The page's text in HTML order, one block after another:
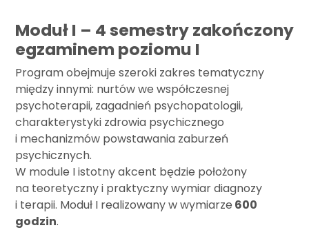
Moduł I – 4 semestry zakończony
egzaminem poziomu I
Program obejmuje szeroki zakres tematyczny
między innymi: nurtów we współczesnej
psychoterapii, zagadnień psychopatologii,
charakterystyki zdrowia psychicznego
i mechanizmów powstawania zaburzeń
psychicznych.
W module I istotny akcent będzie położony
na teoretyczny i praktyczny wymiar diagnozy
i terapii. Moduł I realizowany w wymiarze 600
godzin.